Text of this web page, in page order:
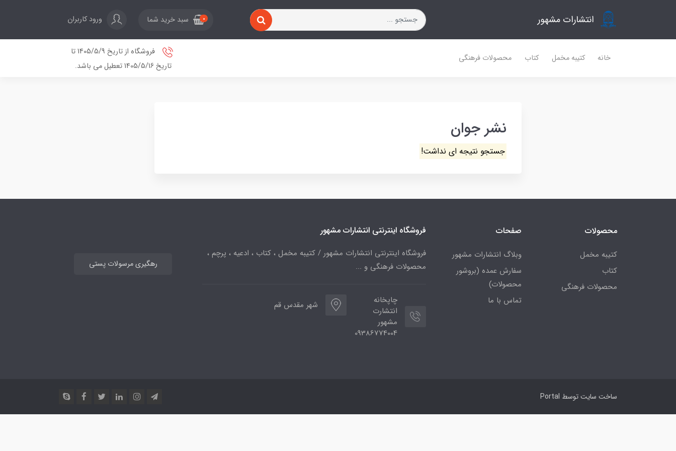
انتشارات مشهور 0 سبد خرید شما ورود کاربران
خانه کتیبه مخمل کتاب محصولات فرهنگی
فروشگاه از تاریخ 1405/5/9 تا
تاریخ 1405/5/16 تعطیل می باشد.
نشر جوان
جستجو نتیجه ای نداشت!
محصولات
کتیبه مخمل
کتاب
محصولات فرهنگی
صفحات
وبلاگ انتشارات مشهور
سفارش عمده (بروشور
محصولات)
تماس با ما
فروشگاه اینترنتی انتشارات مشهور
فروشگاه اینترنتی انتشارات مشهور / کتیبه مخمل ، کتاب ، ادعیه ، پرچم ،
محصولات فرهنگی و ...
چاپخانه
انتشارت
مشهور
09386774004
شهر مقدس قم
رهگیری مرسولات پستی
ساخت سایت توسط Portal